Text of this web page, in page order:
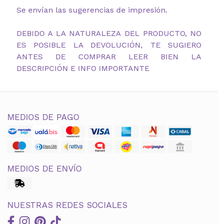
Se envían las sugerencias de impresión.
DEBIDO A LA NATURALEZA DEL PRODUCTO, NO
ES POSIBLE LA DEVOLUCIÓN, TE SUGIERO
ANTES DE COMPRAR LEER BIEN LA
DESCRIPCIÓN E INFO IMPORTANTE
MEDIOS DE PAGO
MEDIOS DE ENVÍO
NUESTRAS REDES SOCIALES